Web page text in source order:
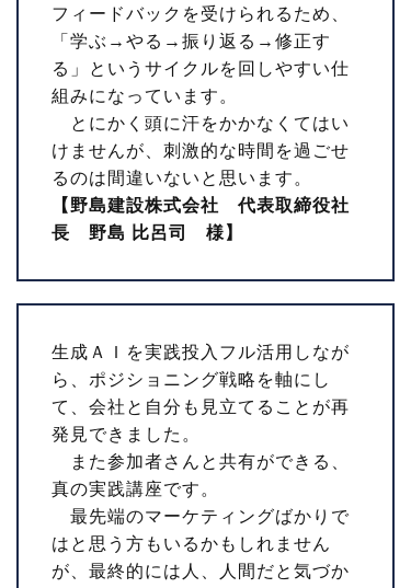
フィードバックを受けられるため、
「学ぶ→やる→振り返る→修正す
る」というサイクルを回しやすい仕
組みになっています。
とにかく頭に汗をかかなくてはい
けませんが、刺激的な時間を過ごせ
るのは間違いないと思います。
【野島建設株式会社 代表取締役社
長 野島 比呂司 様】
生成ＡＩを実践投入フル活用しなが
ら、ポジショニング戦略を軸にし
て、会社と自分も見立てることが再
発見できました。
また参加者さんと共有ができる、
真の実践講座です。
最先端のマーケティングばかりで
はと思う方もいるかもしれません
が、最終的には人、人間だと気づか